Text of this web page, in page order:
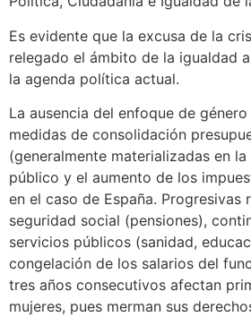
Es evidente que la excusa de la
relegado el ámbito de la igualdad
la agenda política actual.
La ausencia del enfoque de
medidas de consolidación
(generalmente materializadas en
público y el aumento de los
en el caso de España. Progresivas
seguridad social (pensiones),
servicios públicos (sanidad,
congelación de los salarios del
tres años consecutivos afectan
mujeres, pues merman sus